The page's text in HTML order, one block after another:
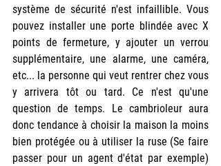
système de sécurité n'est infaillible. Vous
pouvez installer une porte blindée avec X
points de fermeture, y ajouter un verrou
supplémentaire, une alarme, une caméra,
etc... la personne qui veut rentrer chez vous
y arrivera tôt ou tard. Ce n'est qu'une
question de temps. Le cambrioleur aura
donc tendance à choisir la maison la moins
bien protégée ou à utiliser la ruse (Se faire
passer pour un agent d'état par exemple)